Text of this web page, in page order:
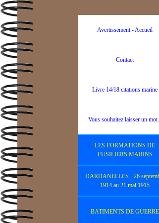
Avertissement - Accueil
Contact
Livre 14/18 citations marine
Vous souhaitez laisser un
LES FORMATIONS DE
FUSILIERS MARINS
DARDANELLES - 26
1914 au 21 mai 1915
BATIMENTS DE GUERRE